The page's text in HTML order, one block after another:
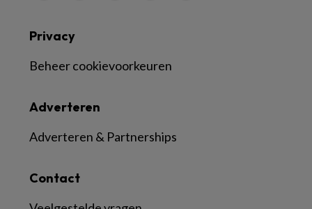
Contact
Adverteren
Adverteren & Partnerships
Privacy
Beheer cookievoorkeuren